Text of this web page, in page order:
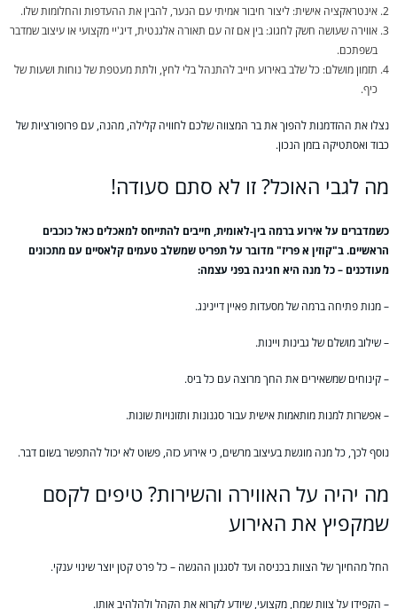
אינטראקציה אישית: ליצור חיבור אמיתי עם הנער, להבין את ההעדפות והחלומות שלו.
אווירה שעושה חשק לחגוג: בין אם זה עם תאורה אלגנטית, דיג'יי מקצועי או עיצוב שמדבר
בשפתכם.
תזמון מושלם: כל שלב באירוע חייב להתנהל בלי לחץ, ולתת מעטפת של נוחות ושעות של
כיף.
נצלו את ההזדמנות להפוך את בר המצווה שלכם לחוויה קלילה, מהנה, עם פרופורציות של
כבוד ואסתטיקה בזמן הנכון.
מה לגבי האוכל? זו לא סתם סעודה!
כשמדברים על אירוע ברמה בין-לאומית, חייבים להתייחס למאכלים כאל כוכבים
הראשיים. ב"קוזין א פריז" מדובר על תפריט שמשלב טעמים קלאסיים עם מתכונים
מעודכנים – כל מנה היא חגיגה בפני עצמה:
– מנות פתיחה ברמה של מסעדות פאיין דיינינג.
– שילוב מושלם של גבינות ויינות.
– קינוחים שמשאירים את החך מרוצה עם כל ביס.
– אפשרות למנות מותאמות אישית עבור סגנונות ותזונויות שונות.
נוסף לכך, כל מנה מוגשת בעיצוב מרשים, כי אירוע כזה, פשוט לא יכול להתפשר בשום דבר.
מה יהיה על האווירה והשירות? טיפים לקסם
שמקפיץ את האירוע
החל מהחיוך של הצוות בכניסה ועד לסגנון ההגשה – כל פרט קטן יוצר שינוי ענקי.
– הקפידו על צוות שמח, מקצועי, שיודע לקרוא את הקהל ולהלהיב אותו.